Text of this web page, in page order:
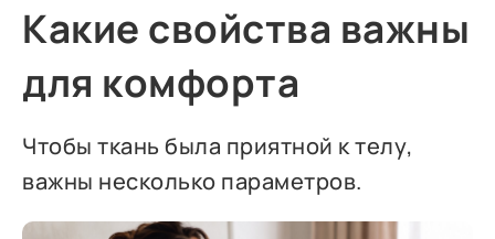
Какие свойства важны
для комфорта
Чтобы ткань была приятной к телу,
важны несколько параметров.